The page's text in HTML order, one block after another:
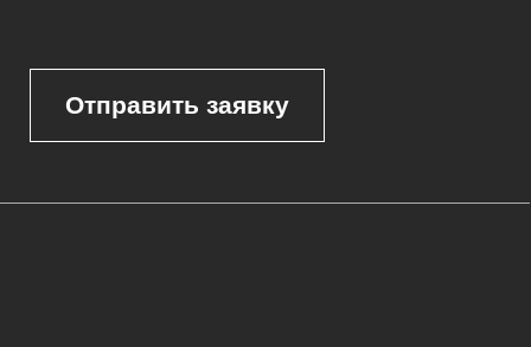
Каталог
Корпусная мебель